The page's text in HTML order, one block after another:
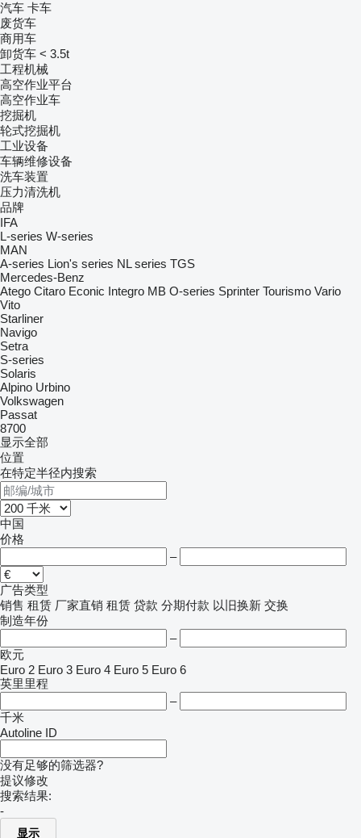
汽车 卡车
废货车
商用车
卸货车 < 3.5t
工程机械
高空作业平台
高空作业车
挖掘机
轮式挖掘机
工业设备
车辆维修设备
洗车装置
压力清洗机
品牌
IFA
L-series W-series
MAN
A-series Lion's series NL series TGS
Mercedes-Benz
Atego Citaro Econic Integro MB O-series Sprinter Tourismo Vario
Vito
Starliner
Navigo
Setra
S-series
Solaris
Alpino Urbino
Volkswagen
Passat
8700
显示全部
位置
在特定半径内搜索
中国
价格
–
广告类型
销售 租赁 厂家直销 租赁 贷款 分期付款 以旧换新 交换
制造年份
–
欧元
Euro 2 Euro 3 Euro 4 Euro 5 Euro 6
英里里程
–
千米
Autoline ID
没有足够的筛选器?
提议修改
搜索结果:
-
显示